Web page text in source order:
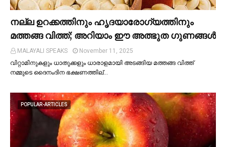
നല്ല ഉറക്കത്തിനും ഹൃദയാരോഗ്യത്തിനും
മത്തങ്ങ വിത്ത്; അറിയാം ഈ അത്ഭുത ഗുണങ്ങള്‍
MALAYALI SPEAKS
November 11, 2025
വിറ്റാമിനുകളും ധാതുക്കളും ധാരാളമായി അടങ്ങിയ മത്തങ്ങ വിത്ത്
നമ്മുടെ ദൈനംദിന ഭക്ഷണത്തില്…
POPULAR-ARTICLES